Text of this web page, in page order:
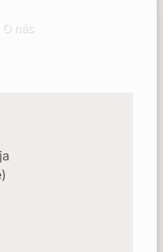
O nás